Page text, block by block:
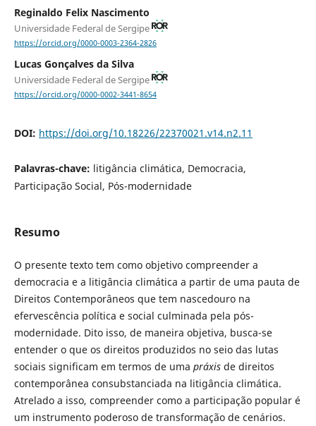
Reginaldo Felix Nascimento
Universidade Federal de Sergipe
https://orcid.org/0000-0003-2364-2826
Lucas Gonçalves da Silva
Universidade Federal de Sergipe
https://orcid.org/0000-0002-3441-8654
DOI: https://doi.org/10.18226/22370021.v14.n2.11
Palavras-chave: litigância climática, Democracia,
Participação Social, Pós-modernidade
Resumo
O presente texto tem como objetivo compreender a
democracia e a litigância climática a partir de uma pauta de
Direitos Contemporâneos que tem nascedouro na
efervescência política e social culminada pela pós-
modernidade. Dito isso, de maneira objetiva, busca-se
entender o que os direitos produzidos no seio das lutas
sociais significam em termos de uma práxis de direitos
contemporânea consubstanciada na litigância climática.
Atrelado a isso, compreender como a participação popular é
um instrumento poderoso de transformação de cenários.